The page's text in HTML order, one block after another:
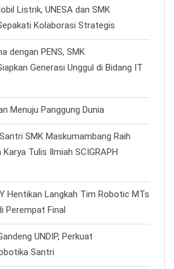
Listrik, UNESA dan SMK
Kolaborasi Strategis
dengan PENS, SMK
Generasi Unggul di Bidang IT
Menuju Panggung Dunia
SMK Maskumambang Raih
Tulis Ilmiah SCIGRAPH
Hentikan Langkah Tim Robotic MTs
Perempat Final
UNDIP, Perkuat
Santri